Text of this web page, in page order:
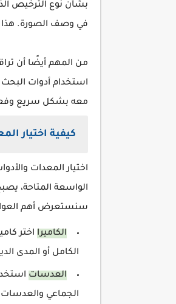
بشأن نوع الترخيص
في وصف الصورة.
من المهم أيضًا أن
استخدام أدوات
معه بشكل سريع
كيفية اختيار
اختيار المعدات
الواسعة المتاحة،
سنستعرض أهم
الكاميرا اختر
الكامل أو المدى
العدسات
الجماعي والعدسات